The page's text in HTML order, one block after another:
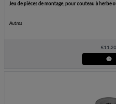
Jeu de pièces de montage, pour couteau à herbe
Autres
€11.20